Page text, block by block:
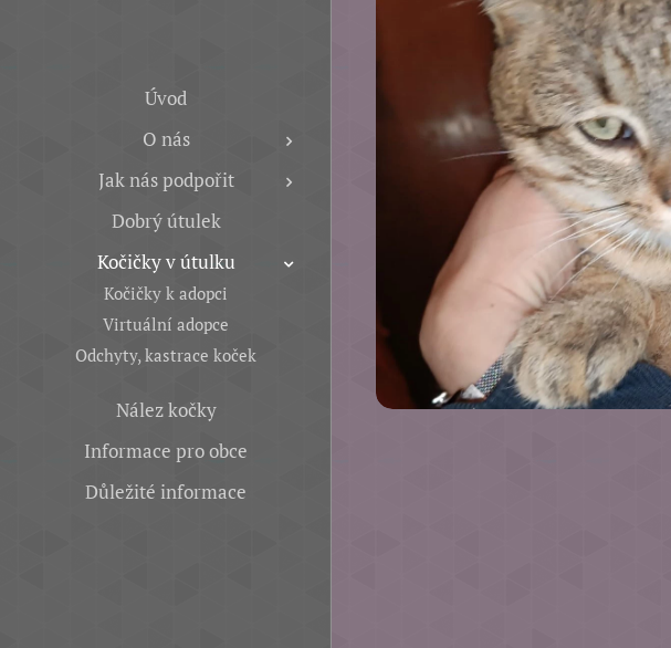
Úvod
O nás
Jak nás podpořit
Dobrý útulek
Kočičky v útulku
Kočičky k adopci
Virtuální adopce
Odchyty, kastrace koček
Nález kočky
Informace pro obce
Důležité informace